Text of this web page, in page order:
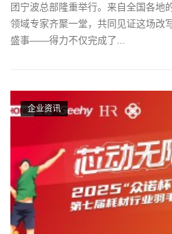
团宁波总部隆重举行。来自全国各地
领域专家齐聚一堂，共同见证这场改
盛事——得力不仅完成了...
企业资讯